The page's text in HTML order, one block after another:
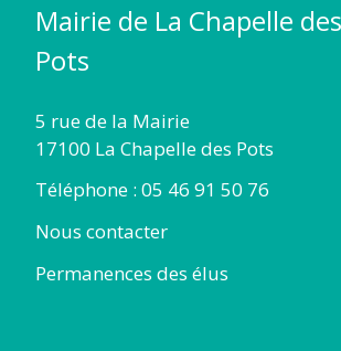
Mairie de La Chapelle des
Pots
5 rue de la Mairie
17100 La Chapelle des Pots
Téléphone : 05 46 91 50 76
Nous contacter
Permanences des élus